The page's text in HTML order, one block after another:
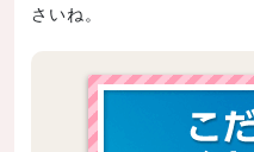
さいね。